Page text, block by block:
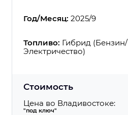
Год/Месяц: 2025/9
Топливо: Гибрид (Бензин/
Электричество)
Стоимость
Цена во Владивостоке:
"под ключ"